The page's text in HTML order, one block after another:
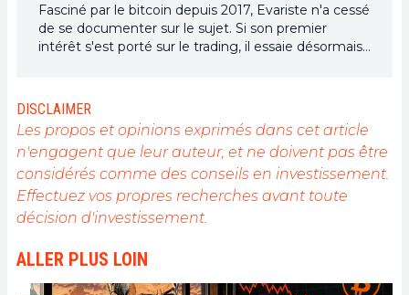
Fasciné par le bitcoin depuis 2017, Evariste n'a cessé
de se documenter sur le sujet. Si son premier
intérêt s'est porté sur le trading, il essaie désormais
rédacteur, il aspire à fournir en permanence un
travail de haute qualité qui reflète l'état du secteur
dans son ensemble.
DISCLAIMER
Les propos et opinions exprimés dans cet article
n'engagent que leur auteur, et ne doivent pas être
considérés comme des conseils en investissement.
Effectuez vos propres recherches avant toute
décision d'investissement.
ALLER PLUS LOIN